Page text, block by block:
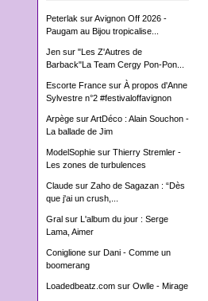
Peterlak surAvignon Off 2026 -
Paugam au Bijou tropicalise...
Jensur "Les Z'Autres de
Barback"La Team Cergy Pon-Pon...
Escorte Francesur À propos d'Anne
Sylvestre n°2 #festivaloffavignon
ArpègesurArtDéco : Alain Souchon -
La ballade de Jim
ModelSophiesur Thierry Stremler -
Les zones de turbulences
Claudesur Zaho de Sagazan : “Dès
que j'ai un crush,...
Gralsur L'album du jour : Serge
Lama, Aimer
Coniglionesur Dani - Comme un
boomerang
Loadedbeatz.comsur Owlle - Mirage